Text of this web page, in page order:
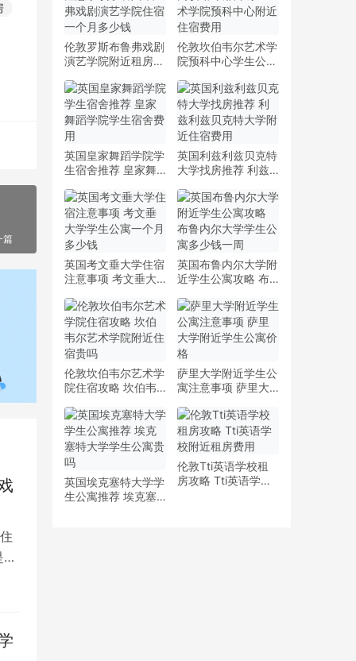
篇
伦敦罗斯布鲁弗戏剧
演艺学院附近租房注
戏剧演艺学院住宿一
个月多少钱
伦敦坎伯韦尔艺术学
院预科中心学生公寓
学院预科中心附近住
宿费用
英国皇家舞蹈学院学
生宿舍推荐 皇家舞
英国利兹利兹贝克特
大学找房推荐 利兹
住宿费用
英国考文垂大学住宿
注意事项 考文垂大
少钱
英国布鲁内尔大学附
近学生公寓攻略 布
多少钱一周
伦敦坎伯韦尔艺术学
院住宿攻略 坎伯韦
贵吗
萨里大学附近学生公
寓注意事项 萨里大
英国埃克塞特大学学
生公寓推荐 埃克塞
伦敦Tti英语学校租
房攻略 Tti英语学校